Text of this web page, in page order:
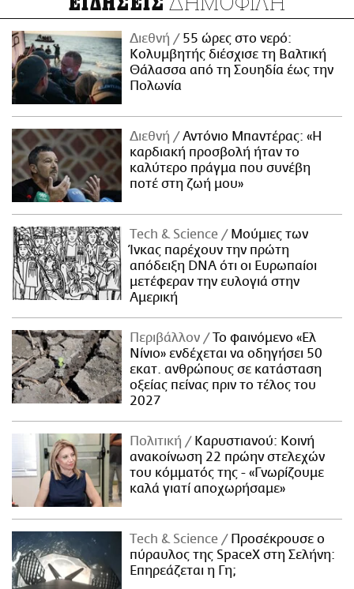
Διεθνή
55 ώρες στο νερό:
Κολυμβητής διέσχισε τη Βαλτική
Θάλασσα από τη Σουηδία έως την
Πολωνία
Διεθνή
Αντόνιο Μπαντέρας: «Η
καρδιακή προσβολή ήταν το
καλύτερο πράγμα που συνέβη
ποτέ στη ζωή μου»
Τech & Science
Μούμιες των
Ίνκας παρέχουν την πρώτη
απόδειξη DNA ότι οι Ευρωπαίοι
μετέφεραν την ευλογιά στην
Αμερική
Περιβάλλον
Το φαινόμενο «Ελ
Νίνιο» ενδέχεται να οδηγήσει 50
εκατ. ανθρώπους σε κατάσταση
οξείας πείνας πριν το τέλος του
2027
Πολιτική
Καρυστιανού: Κοινή
ανακοίνωση 22 πρώην στελεχών
του κόμματός της - «Γνωρίζουμε
καλά γιατί αποχωρήσαμε»
Τech & Science
Προσέκρουσε ο
πύραυλος της SpaceX στη Σελήνη:
Επηρεάζεται η Γη;